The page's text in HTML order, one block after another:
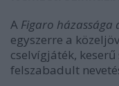
A Figaro házassága
egyszerre a
cselvígjáték,
felszabadult